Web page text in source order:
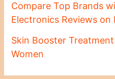
Compare Top Brands
Electronics Reviews on
Skin Booster
Women